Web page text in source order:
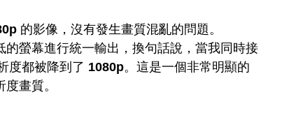
的影像，沒有發生畫質混亂的問題。
的螢幕進行統一輸出，換句話說，當我同時接
度都被降到了 1080p。這是一個非常明顯的
畫質。